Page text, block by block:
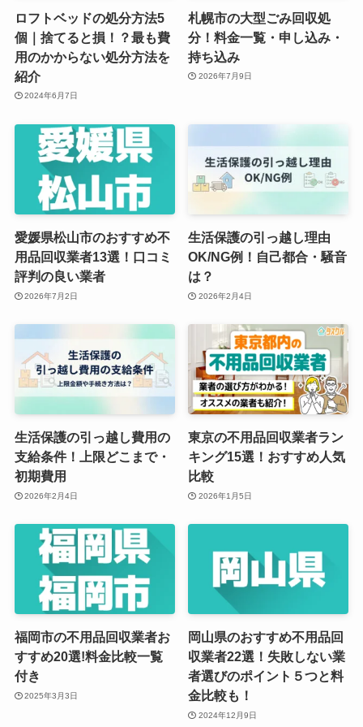
ロフトベッドの処分方法5
個｜捨てると損！？最も費
用のかからない処分方法を
紹介
2024年6月7日
札幌市の大型ごみ回収処
分！料金一覧・申し込み・
持ち込み
2026年7月9日
愛媛県松山市のおすすめ不
用品回収業者13選！口コミ
評判の良い業者
2026年7月2日
生活保護の引っ越し理由
OK/NG例！自己都合・騒音
は？
2026年2月4日
生活保護の引っ越し費用の
支給条件！上限どこまで・
初期費用
2026年2月4日
東京の不用品回収業者ラン
キング15選！おすすめ人気
比較
2026年1月5日
福岡市の不用品回収業者お
すすめ20選!料金比較一覧
付き
2025年3月3日
岡山県のおすすめ不用品回
収業者22選！失敗しない業
者選びのポイント５つと料
金比較も！
2024年12月9日